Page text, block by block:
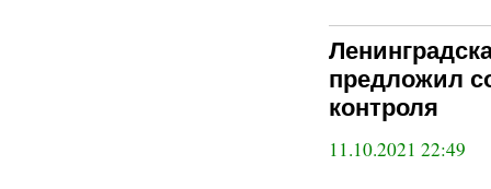
предложил
контроля
11.10.2021 22:49